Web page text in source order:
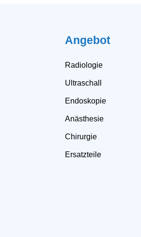
Angebot
Radiologie
Ultraschall
Endoskopie
Anästhesie
Chirurgie
Ersatzteile